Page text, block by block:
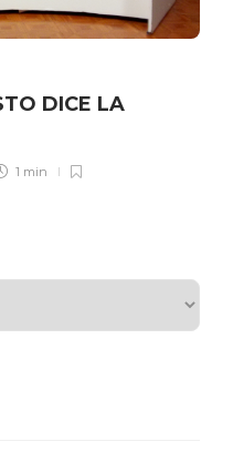
DICE LA
1 min